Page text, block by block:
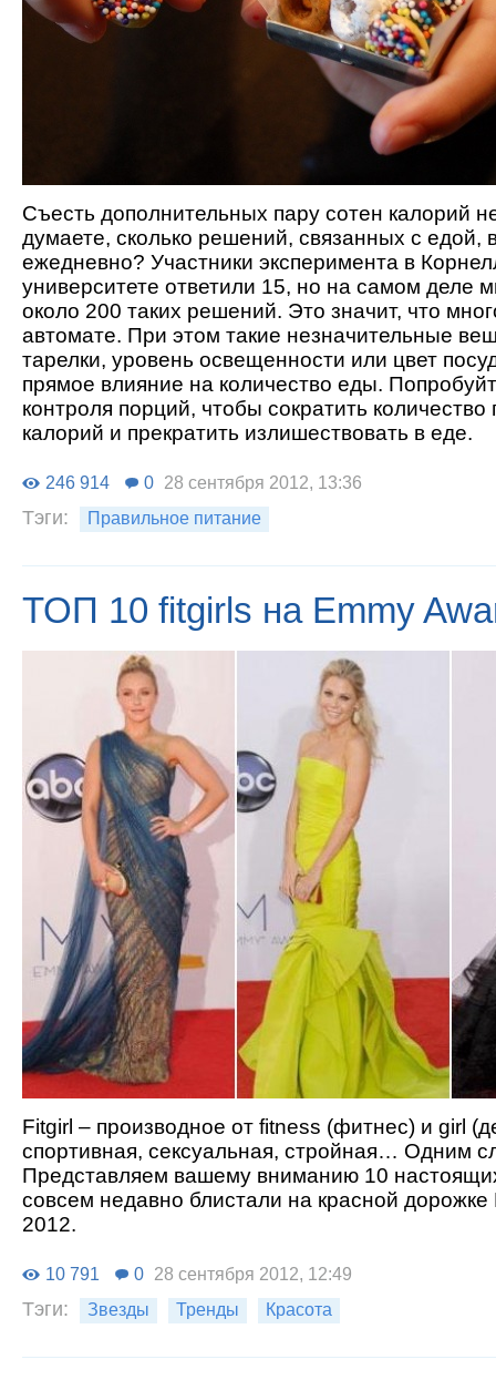
Съесть дополнительных пару сотен калорий
думаете, сколько решений, связанных с едой,
ежедневно? Участники эксперимента в
университете ответили 15, но на самом деле
около 200 таких решений. Это значит, что
автомате. При этом такие незначительные
тарелки, уровень освещенности или цвет
прямое влияние на количество еды.
контроля порций, чтобы сократить
калорий и прекратить излишествовать в еде.
246 914 0 28 сентября 2012, 13:36
Тэги: Правильное питание
ТОП 10 fitgirls на Emmy
Fitgirl – производное от fitness (фитнес) и girl
спортивная, сексуальная, стройная… Одним
Представляем вашему вниманию 10
совсем недавно блистали на красной дорожке
2012.
10 791 0 28 сентября 2012, 12:49
Тэги: Звезды Тренды Красота